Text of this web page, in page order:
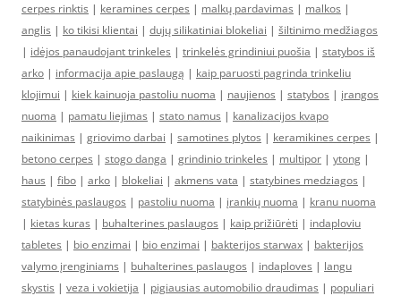
cerpes rinktis | keramines cerpes | malkų pardavimas | malkos |
anglis | ko tikisi klientai | dujų silikatiniai blokeliai | šiltinimo medžiagos
| idėjos panaudojant trinkeles | trinkelės grindiniui puošia | statybos iš
arko | informacija apie paslaugą | kaip paruosti pagrinda trinkeliu
klojimui | kiek kainuoja pastoliu nuoma | naujienos | statybos | įrangos
nuoma | pamatu liejimas | stato namus | kanalizacijos kvapo
naikinimas | griovimo darbai | samotines plytos | keramikines cerpes |
betono cerpes | stogo danga | grindinio trinkeles | multipor | ytong |
haus | fibo | arko | blokeliai | akmens vata | statybines medziagos |
statybinės paslaugos | pastoliu nuoma | įrankių nuoma | kranu nuoma
| kietas kuras | buhalterines paslaugos | kaip prižiūrėti | indaploviu
tabletes | bio enzimai | bio enzimai | bakterijos starwax | bakterijos
valymo įrenginiams | buhalterines paslaugos | indaploves | langu
skystis | veza i vokietija | pigiausias automobilio draudimas | populiari